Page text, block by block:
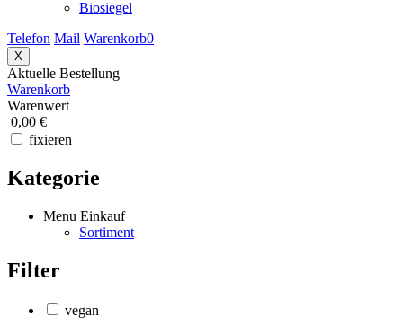
Biosiegel
Telefon Mail Warenkorb0
X
Aktuelle Bestellung
Warenkorb
Warenwert
0,00 €
fixieren
Kategorie
Menu Einkauf
Sortiment
Filter
vegan